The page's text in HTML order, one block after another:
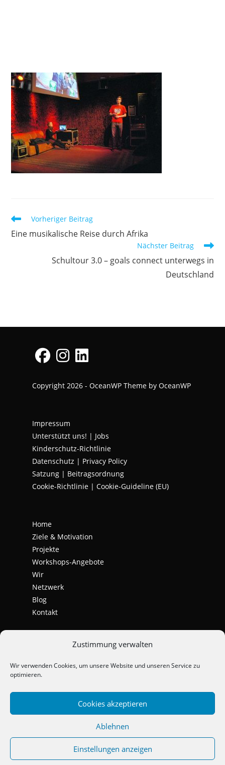
Zustimmung verwalten
Wir verwenden Cookies, um unsere Website und unseren Service zu
optimieren.
Cookies akzeptieren
Ablehnen
Einstellungen anzeigen
Weitere
ansehen
Vorheriger Beitrag
Eine musikalische Reise durch Afrika
Nächster Beitrag
Schultour 3.0 – goals connect unterwegs in
Deutschland
in
tab
in
tab
in
Copyright 2026 - OceanWP Theme by OceanWP
Impressum
Unterstützt uns! | Jobs
Kinderschutz-Richtlinie
Datenschutz | Privacy Policy
Satzung | Beitragsordnung
Cookie-Richtlinie | Cookie-Guideline (EU)
Home
Ziele & Motivation
Projekte
Workshops-Angebote
Wir
Netzwerk
Blog
Kontakt